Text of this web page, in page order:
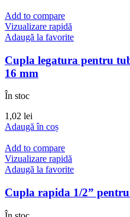
Add to compare
Vizualizare rapidă
Adaugă la favorite
Cupla legatura pentru
16 mm
În stoc
1,02 lei
Adaugă în coș
Add to compare
Vizualizare rapidă
Adaugă la favorite
Cupla rapida 1/2”